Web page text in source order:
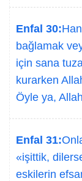
Enfal 30:
bağlamak
için sana
kurarken
Öyle ya,
Enfal 31:
«işittik,
eskilerin